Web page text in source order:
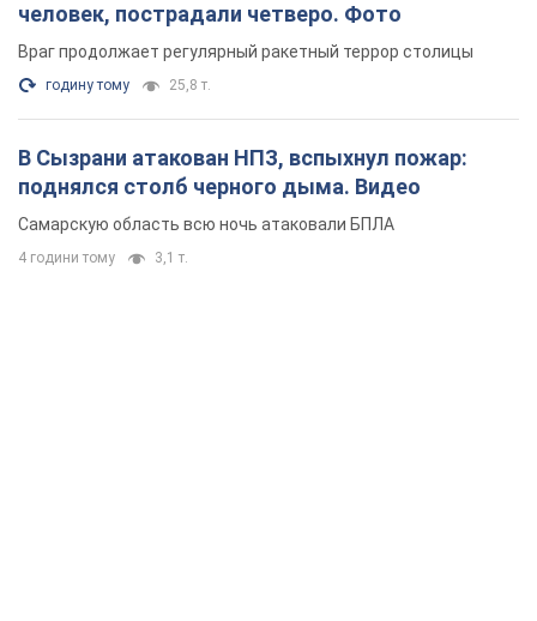
человек, пострадали четверо. Фото
Враг продолжает регулярный ракетный террор столицы
годину тому 25,8 т.
В Сызрани атакован НПЗ, вспыхнул пожар:
поднялся столб черного дыма. Видео
Самарскую область всю ночь атаковали БПЛА
4 години тому 3,1 т.